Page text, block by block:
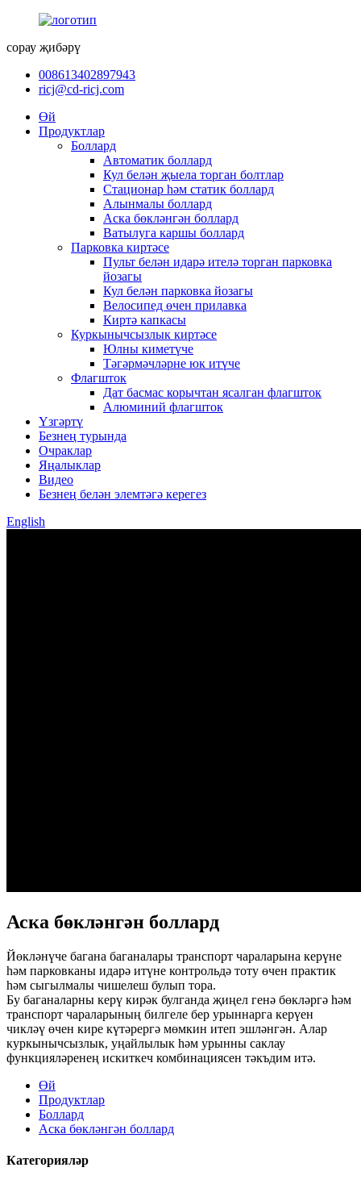
сорау җибәрү
008613402897943
ricj@cd-ricj.com
Өй
Продуктлар
Боллард
Автоматик боллард
Кул белән җыела торган болтлар
Стационар һәм статик боллард
Алынмалы боллард
Аска бөкләнгән боллард
Ватылуга каршы боллард
Парковка киртәсе
Пульт белән идарә ителә торган парковка
йозагы
Кул белән парковка йозагы
Велосипед өчен прилавка
Киртә капкасы
Куркынычсызлык киртәсе
Юлны киметүче
Тәгәрмәчләрне юк итүче
Флагшток
Дат басмас корычтан ясалган флагшток
Алюминий флагшток
Үзгәртү
Безнең турында
Очраклар
Яңалыклар
Видео
Безнең белән элемтәгә керегез
English
Аска бөкләнгән боллард
Йөкләнүче багана баганалары транспорт чараларына керүне
һәм парковканы идарә итүне контрольдә тоту өчен практик
һәм сыгылмалы чишелеш булып тора.
Бу баганаларны керү кирәк булганда җиңел генә бөкләргә һәм
транспорт чараларының билгеле бер урыннарга керүен
чикләү өчен кире күтәрергә мөмкин итеп эшләнгән. Алар
куркынычсызлык, уңайлылык һәм урынны саклау
функцияләренең искиткеч комбинациясен тәкъдим итә.
Өй
Продуктлар
Боллард
Аска бөкләнгән боллард
Категорияләр